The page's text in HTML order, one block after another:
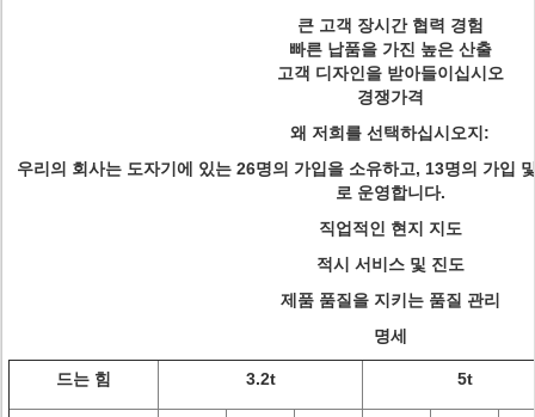
큰 고객 장시간 협력 경험
빠른 납품을 가진 높은 산출
고객 디자인을 받아들이십시오
경쟁가격
왜 저희를 선택하십시오지:
우리의 회사는 도자기에 있는 26명의 가입을 소유하고, 13명의 가입
로 운영합니다.
직업적인 현지 지도
적시 서비스 및 진도
제품 품질을 지키는 품질 관리
명세
드는 힘 3.2t 5t